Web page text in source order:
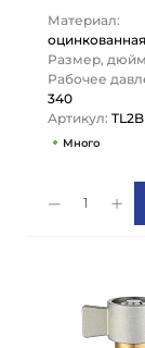
Материал:
Размер,
Рабочее
340
Артикул:
Много
1